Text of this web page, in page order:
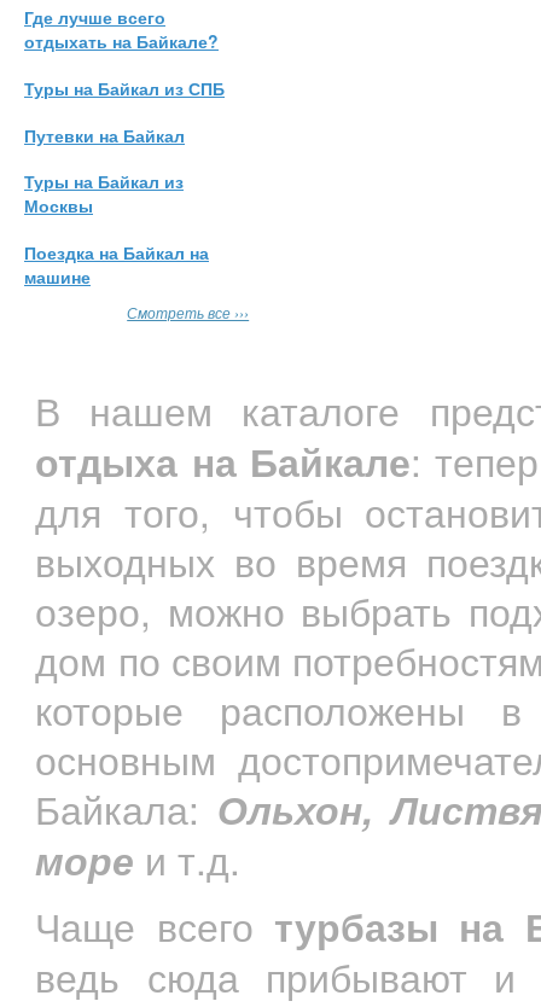
Где лучше всего
отдыхать на Байкале?
Туры на Байкал из СПБ
Путевки на Байкал
Туры на Байкал из
Москвы
Поездка на Байкал на
машине
Смотреть все ›››
В нашем каталоге
отдыха на Байкале:
для того, чтобы
выходных во время
озеро, можно выбрать
дом по своим
которые расположены в
основным
Байкала: Ольхон,
море и т.д.
Чаще всего турбазы на
ведь сюда прибывают и